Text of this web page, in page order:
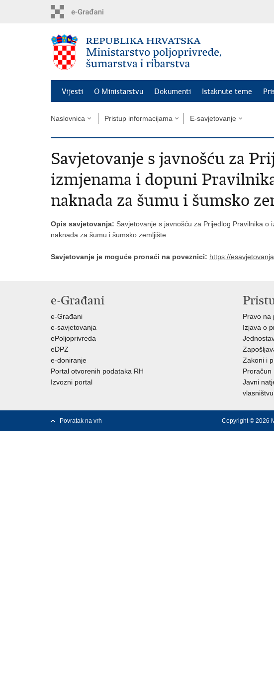
Vijesti O Ministarstvu Dokumenti Istaknute teme
Naslovnica Pristup informacijama E-savjetovanje
Savjetovanje s javnošću za
izmjenama i dopuni
naknada za šumu i šumsko
Opis savjetovanja: Savjetovanje s javnošću za Prijedlog Pravilnika o
naknada za šumu i šumsko zemljište
Savjetovanje je moguće pronaći na poveznici: https://
e-Građani
e-Građani
e-savjetovanja
ePoljoprivreda
eDPZ
e-doniranje
Portal otvorenih podataka RH
Izvozni portal
Pravo na
Izjava o
Zakoni i
Proračun
Javni
Povratak na vrh Copyright © 2026